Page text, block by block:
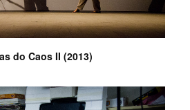
do Caos II (2013)